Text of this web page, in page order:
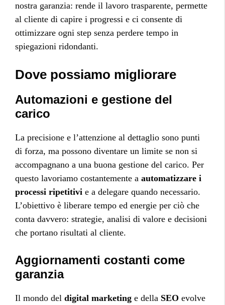
nostra garanzia: rende il lavoro trasparente, permette
al cliente di capire i progressi e ci consente di
ottimizzare ogni step senza perdere tempo in
spiegazioni ridondanti.
Dove possiamo migliorare
Automazioni e gestione del
carico
La precisione e l’attenzione al dettaglio sono punti
di forza, ma possono diventare un limite se non si
accompagnano a una buona gestione del carico. Per
questo lavoriamo costantemente a automatizzare i
processi ripetitivi e a delegare quando necessario.
L’obiettivo è liberare tempo ed energie per ciò che
conta davvero: strategie, analisi di valore e decisioni
che portano risultati al cliente.
Aggiornamenti costanti come
garanzia
Il mondo del digital marketing e della SEO evolve